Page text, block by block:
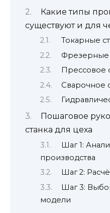
Какие типы
существуют и для
Токарные
Фрезерные
Прессовое
Сварочное
Пошаговое
станка для цеха
Шаг 1:
производства
Шаг 2:
Шаг 3:
модели